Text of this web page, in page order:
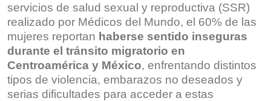
servicios de salud sexual y reproductiva (SSR)
realizado por Médicos del Mundo, el 60% de las
mujeres reportan haberse sentido inseguras
durante el tránsito migratorio en
Centroamérica y México, enfrentando distintos
tipos de violencia, embarazos no deseados y
serias dificultades para acceder a estas